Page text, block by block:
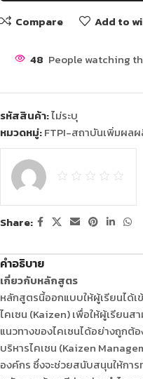
Compare
Add to
48 People watching
รหัสสินค้า:ไม่ระบุ
หมวดหมู่:FTPI-สถาบันเพิ่มผล
Share:
คำอธิบาย
เกี่ยวกับหลักสูตร
หลักสูตรนี้ออกแบบให้ผู้เรียนได้เ
ไคเซน (Kaizen) เพื่อให้ผู้เรียนส
แนวทางของไคเซนได้อย่างถูกต้
บริหารไคเซน (Kaizen
องค์กร ซึ่งจะช่วยสนับสนุนให้การ